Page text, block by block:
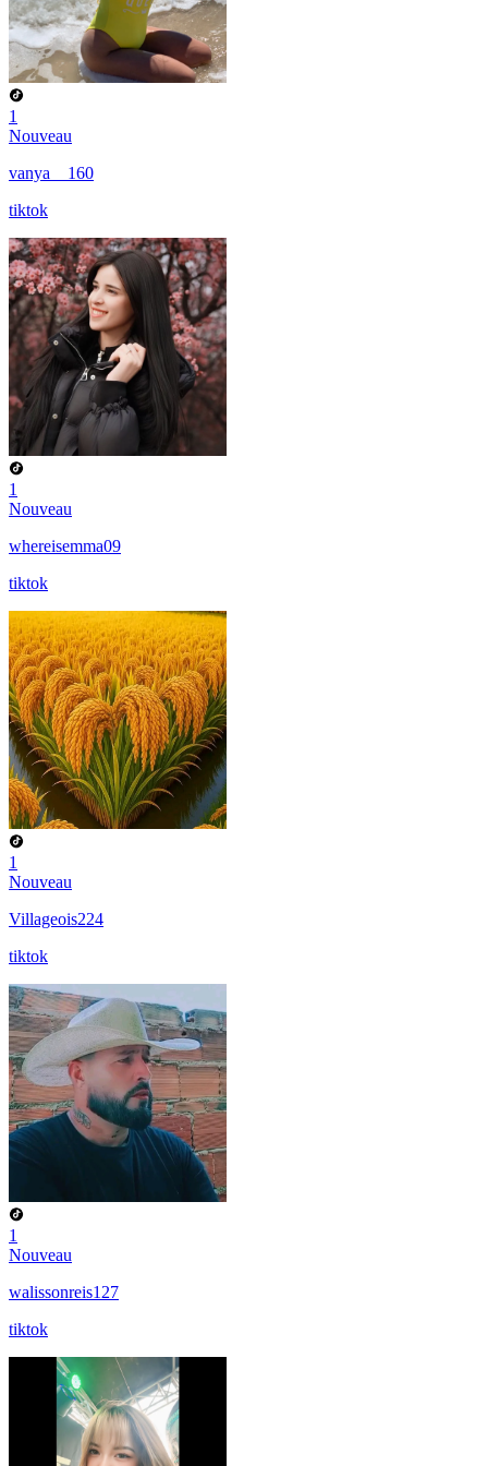
1
Nouveau
vanya__160
tiktok
1
Nouveau
whereisemma09
tiktok
1
Nouveau
Villageois224
tiktok
1
Nouveau
walissonreis127
tiktok